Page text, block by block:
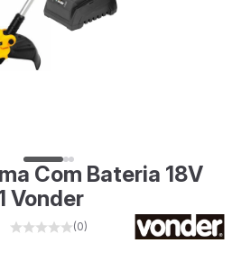
Com Bateria 18V
Vonder
(0)